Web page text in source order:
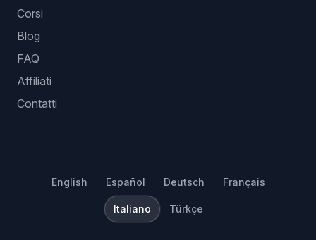
Corsi
Blog
FAQ
Affiliati
Contatti
English Español Deutsch Français
Italiano Türkçe